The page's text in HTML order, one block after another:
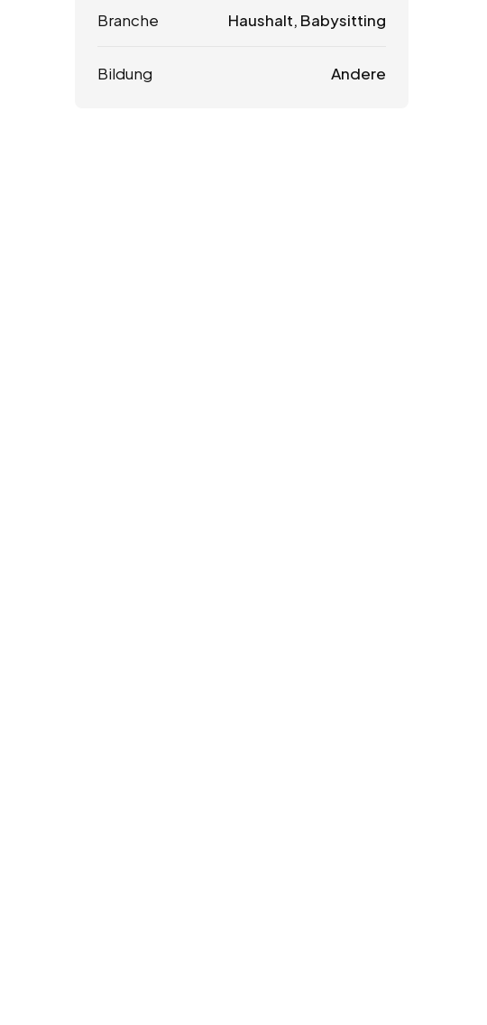
Branche Haushalt, Babysitting
Bildung Andere